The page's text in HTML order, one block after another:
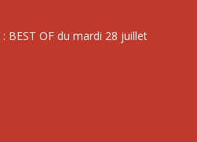
: BEST OF du mardi 28 juillet